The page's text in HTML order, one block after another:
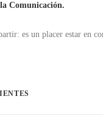
Comunicación.
es un placer estar en